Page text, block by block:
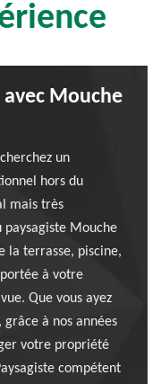
Mouche
un
hors du
mais très
paysagiste Mouche
la terrasse, piscine,
à votre
Que vous ayez
à nos années
votre propriété
compétent